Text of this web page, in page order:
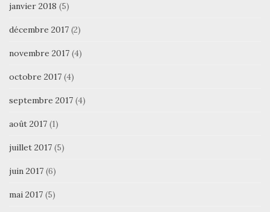
janvier 2018 (5)
décembre 2017 (2)
novembre 2017 (4)
octobre 2017 (4)
septembre 2017 (4)
août 2017 (1)
juillet 2017 (5)
juin 2017 (6)
mai 2017 (5)